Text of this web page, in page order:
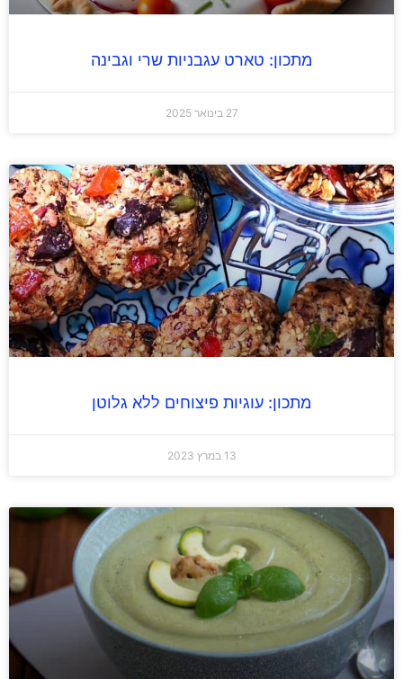
מתכון: טארט עגבניות שרי וגבינה
מתכון: עוגיות פיצוחים ללא גלוטן